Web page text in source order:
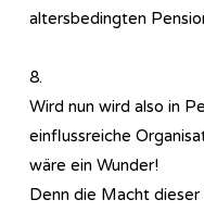
altersbedingten
8.
Wird nun wird also in
einflussreiche
wäre ein Wunder!
Denn die Macht dieser